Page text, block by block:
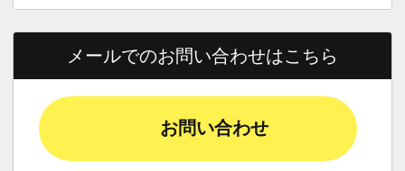
メールでのお問い合わせはこちら
お問い合わせ